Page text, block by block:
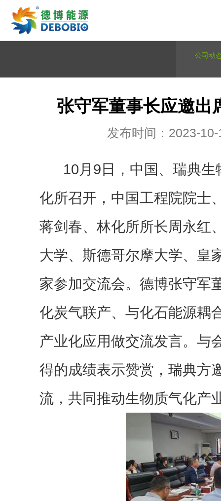
公司动
张守军董事长应邀出
发布时间：2023-10-
10月9日，中国、瑞典生
化所召开，中国工程院院士
蒋剑春、林化所所长周永红
大学、斯德哥尔摩大学、皇
家参加交流会。德博张守军
化炭气联产、与化石能源耦
产业化应用做交流发言。与
得的成绩表示赞赏，瑞典方
流，共同推动生物质气化产